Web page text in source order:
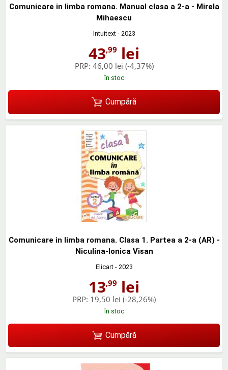
Comunicare in limba romana. Manual clasa a 2-a - Mirela
Mihaescu
Intuitext- 2023
43,99 lei
PRP: 46,00 lei (-4,37%)
în stoc
Cumpără
Comunicare in limba romana. Clasa 1. Partea a 2-a (AR) -
Niculina-Ionica Visan
Elicart- 2023
13,99 lei
PRP: 19,50 lei (-28,26%)
în stoc
Cumpără